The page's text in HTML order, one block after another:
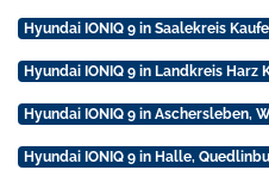
Hyundai IONIQ 9 in Saalekreis
Hyundai IONIQ 9 in Landkreis Harz
Hyundai IONIQ 9 in Aschersleben,
Hyundai IONIQ 9 in Halle,